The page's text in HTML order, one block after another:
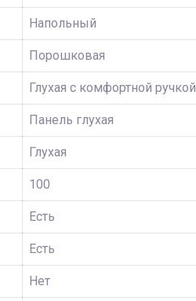
Напольный
Порошковая
Глухая с комфортной ручкой
Панель глухая
Глухая
100
Есть
Есть
Нет